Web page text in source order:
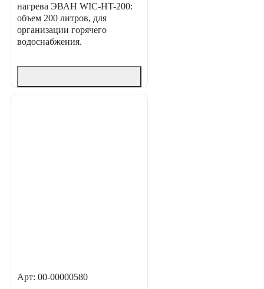
нагрева ЭВАН WIC-HT-200:
объем 200 литров, для
организации горячего
водоснабжения.
Арт: 00-00000580